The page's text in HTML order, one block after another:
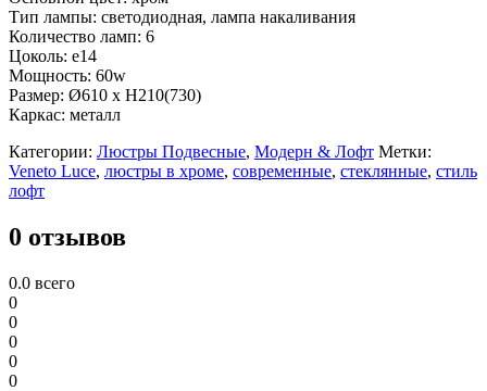
Тип лампы: светодиодная, лампа накаливания
Количество ламп: 6
Цоколь: e14
Мощность: 60w
Размер: Ø610 x H210(730)
Каркас: металл
Категории: Люстры Подвесные, Модерн & Лофт Метки:
Veneto Luce, люстры в хроме, современные, стеклянные, стиль
лофт
0 отзывов
0.0 всего
0
0
0
0
0